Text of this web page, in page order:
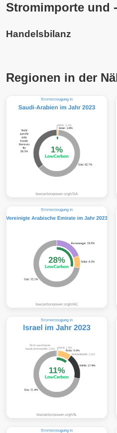
Stromimporte und
Handelsbilanz
Regionen in der